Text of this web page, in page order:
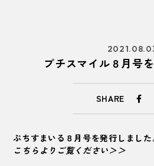
プチスマイル８月号
SHARE
ぷちすまいる８月号を発行しました
こちらよりご覧ください＞＞